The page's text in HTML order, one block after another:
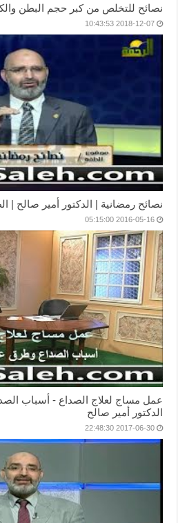
نصائح للتخلص من كبر حجم البطن
2018-12-07 10:43:53
نصائح رمضانية | الدكتور أمير صالح |
2016-05-16 05:15:00
عمل مساج لعلاج الصداع - أسباب
الدكتور أمير صالح
2017-06-30 22:48:30